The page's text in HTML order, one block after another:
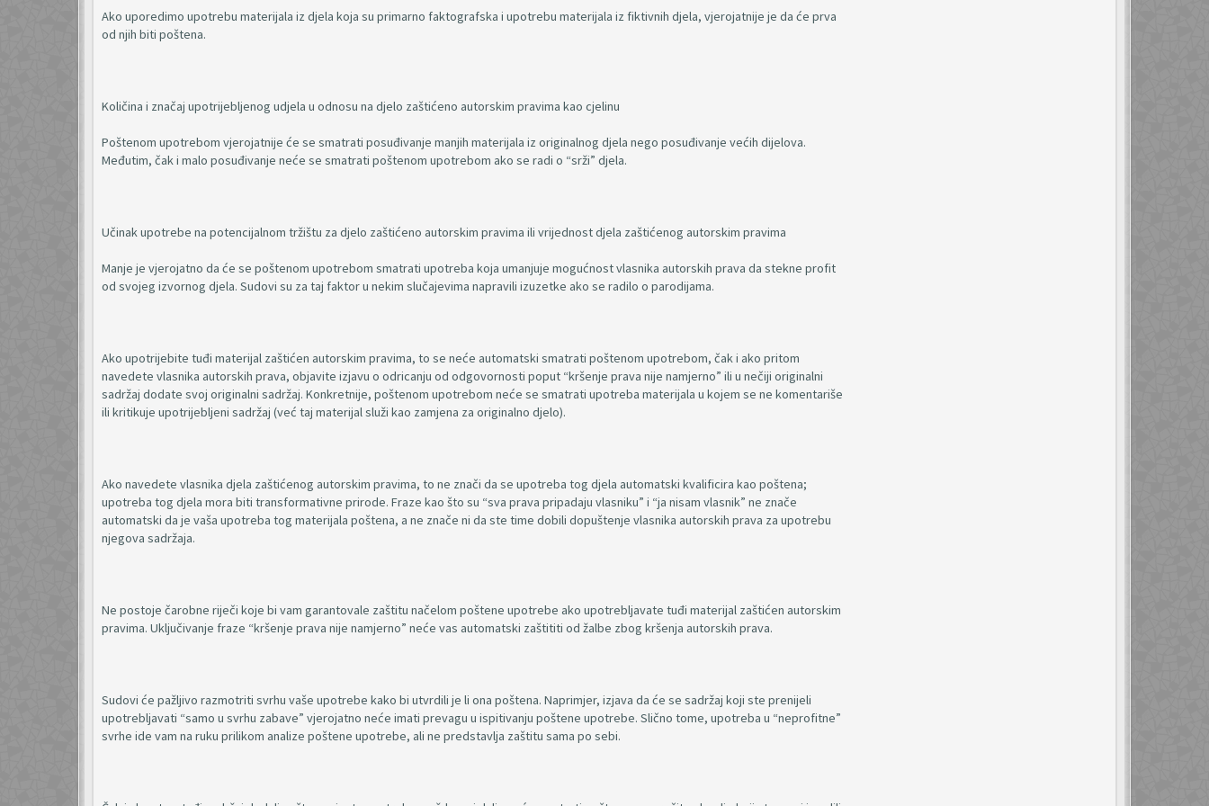
Ako uporedimo upotrebu materijala iz djela koja su primarno faktografska i upotrebu materijala iz fiktivnih djela, vjerojatnije je da će prva
od njih biti poštena.
Količina i značaj upotrijebljenog udjela u odnosu na djelo zaštićeno autorskim pravima kao cjelinu
Poštenom upotrebom vjerojatnije će se smatrati posuđivanje manjih materijala iz originalnog djela nego posuđivanje većih dijelova.
Međutim, čak i malo posuđivanje neće se smatrati poštenom upotrebom ako se radi o “srži” djela.
Učinak upotrebe na potencijalnom tržištu za djelo zaštićeno autorskim pravima ili vrijednost djela zaštićenog autorskim pravima
Manje je vjerojatno da će se poštenom upotrebom smatrati upotreba koja umanjuje mogućnost vlasnika autorskih prava da stekne profit
od svojeg izvornog djela. Sudovi su za taj faktor u nekim slučajevima napravili izuzetke ako se radilo o parodijama.
Ako upotrijebite tuđi materijal zaštićen autorskim pravima, to se neće automatski smatrati poštenom upotrebom, čak i ako pritom
navedete vlasnika autorskih prava, objavite izjavu o odricanju od odgovornosti poput “kršenje prava nije namjerno” ili u nečiji originalni
sadržaj dodate svoj originalni sadržaj. Konkretnije, poštenom upotrebom neće se smatrati upotreba materijala u kojem se ne komentariše
ili kritikuje upotrijebljeni sadržaj (već taj materijal služi kao zamjena za originalno djelo).
Ako navedete vlasnika djela zaštićenog autorskim pravima, to ne znači da se upotreba tog djela automatski kvalificira kao poštena;
upotreba tog djela mora biti transformativne prirode. Fraze kao što su “sva prava pripadaju vlasniku” i “ja nisam vlasnik” ne znače
automatski da je vaša upotreba tog materijala poštena, a ne znače ni da ste time dobili dopuštenje vlasnika autorskih prava za upotrebu
njegova sadržaja.
Ne postoje čarobne riječi koje bi vam garantovale zaštitu načelom poštene upotrebe ako upotrebljavate tuđi materijal zaštićen autorskim
pravima. Uključivanje fraze “kršenje prava nije namjerno” neće vas automatski zaštititi od žalbe zbog kršenja autorskih prava.
Sudovi će pažljivo razmotriti svrhu vaše upotrebe kako bi utvrdili je li ona poštena. Naprimjer, izjava da će se sadržaj koji ste prenijeli
upotrebljavati “samo u svrhu zabave” vjerojatno neće imati prevagu u ispitivanju poštene upotrebe. Slično tome, upotreba u “neprofitne”
svrhe ide vam na ruku prilikom analize poštene upotrebe, ali ne predstavlja zaštitu sama po sebi.